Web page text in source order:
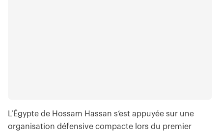
L’Égypte de Hossam Hassan s’est appuyée sur une
organisation défensive compacte lors du premier